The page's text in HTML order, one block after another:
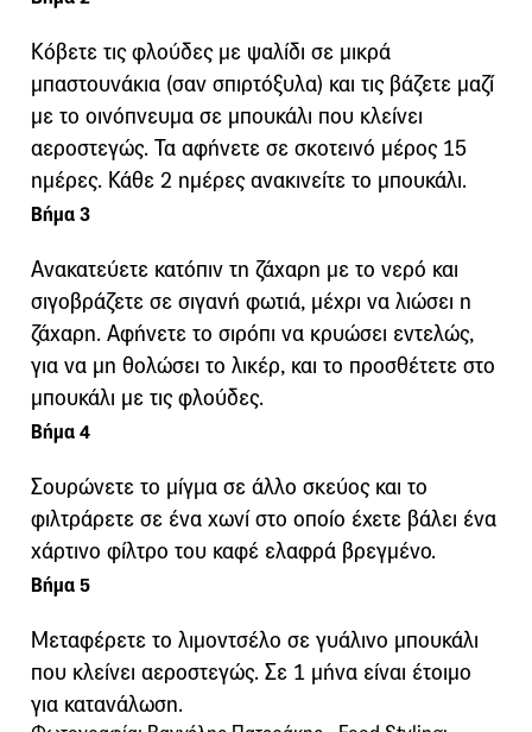
Κόβετε τις φλούδες με ψαλίδι σε μικρά
μπαστουνάκια (σαν σπιρτόξυλα) και τις βάζετε μαζί
με το οινόπνευμα σε μπουκάλι που κλείνει
αεροστεγώς. Τα αφήνετε σε σκοτεινό μέρος 15
ημέρες. Κάθε 2 ημέρες ανακινείτε το μπουκάλι.
Βήμα 3
Ανακατεύετε κατόπιν τη ζάχαρη με το νερό και
σιγοβράζετε σε σιγανή φωτιά, μέχρι να λιώσει η
ζάχαρη. Αφήνετε το σιρόπι να κρυώσει εντελώς,
για να μη θολώσει το λικέρ, και το προσθέτετε στο
μπουκάλι με τις φλούδες.
Βήμα 4
Σουρώνετε το μίγμα σε άλλο σκεύος και το
φιλτράρετε σε ένα χωνί στο οποίο έχετε βάλει ένα
χάρτινο φίλτρο του καφέ ελαφρά βρεγμένο.
Βήμα 5
Μεταφέρετε το λιμοντσέλο σε γυάλινο μπουκάλι
που κλείνει αεροστεγώς. Σε 1 μήνα είναι έτοιμο
για κατανάλωση.